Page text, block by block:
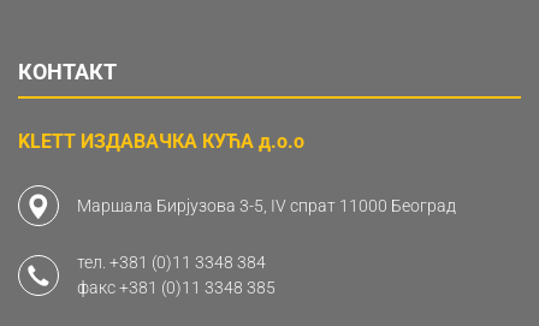
КОНТАКТ
KLETT ИЗДАВАЧКА КУЋА д.о.о
Маршала Бирјузова 3-5, IV спрат 11000 Београд
тел. +381 (0)11 3348 384
факс+381 (0)11 3348 385